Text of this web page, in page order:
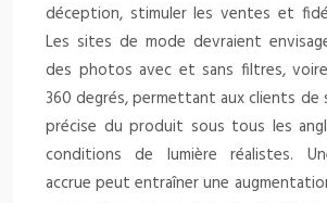
déception, stimuler les ventes et
Les sites de mode devraient
des photos avec et sans filtres,
360 degrés, permettant aux clients de
précise du produit sous tous les
conditions de lumière réalistes.
accrue peut entraîner une